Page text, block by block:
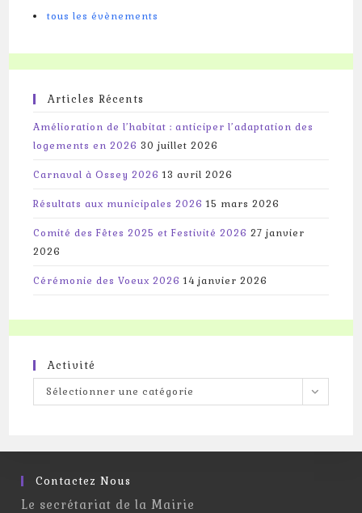
tous les évènements
Articles Récents
Amélioration de l’habitat : anticiper l’adaptation des
logements en 2026 30 juillet 2026
Carnaval à Ossey 2026 13 avril 2026
Résultats aux municipales 2026 15 mars 2026
Comité des Fêtes 2025 et Festivité 2026 27 janvier
2026
Cérémonie des Voeux 2026 14 janvier 2026
Activité
Activité
Sélectionner une catégorie
Contactez Nous
Le secrétariat de la Mairie